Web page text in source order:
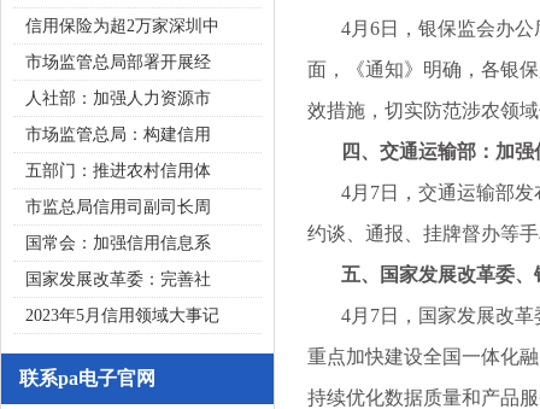
信用保险为超2万家深圳中
市场监管总局部署开展经
人社部：加强人力资源市
市场监管总局：构建信用
五部门：推进农村信用体
市监总局信用司副司长周
国常会：加强信用信息系
国家发展改革委：完善社
2023年5月信用领域大事记
联系pa电子官网
4月6日，银保监会办公
面，《通知》明确，各银
效措施，切实防范涉农领
四、交通运输部：加强
4月7日，交通运输部发
约谈、通报、挂牌督办等
五、国家发展改革委、
4月7日，国家发展改革
重点加快建设全国一体化
持续优化数据质量和产品